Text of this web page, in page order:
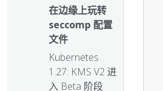
在边缘上玩转
seccomp 配置
文件
Kubernetes
1.27: KMS V2 进
入 Beta 阶段